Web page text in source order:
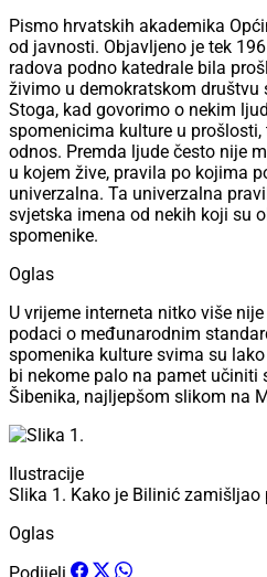
Pismo hrvatskih akademika
od javnosti. Objavljeno je tek
radova podno katedrale bila
živimo u demokratskom društvu
Stoga, kad govorimo o nekim
spomenicima kulture u
odnos. Premda ljude često nije
u kojem žive, pravila po kojima
univerzalna. Ta univerzalna
svjetska imena od nekih koji su
spomenike.
Oglas
U vrijeme interneta nitko više
podaci o međunarodnim
spomenika kulture svima su
bi nekome palo na pamet učiniti
Šibenika, najljepšom slikom na
Ilustracije
Slika 1. Kako je Bilinić zamišljao
Oglas